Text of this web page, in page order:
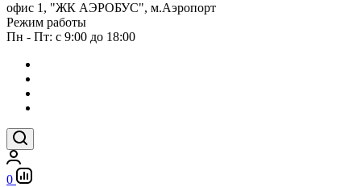
офис 1, "ЖК АЭРОБУС", м.Аэропорт
Режим работы
Пн - Пт: с 9:00 до 18:00
0